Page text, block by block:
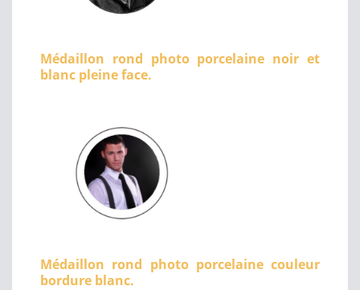
Médaillon rond photo porcelaine noir et
blanc pleine face.
Médaillon rond photo porcelaine couleur
bordure blanc.